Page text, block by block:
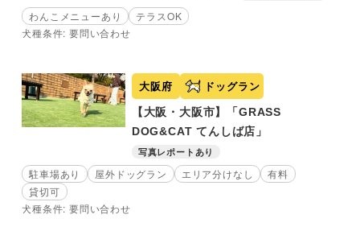
わんこメニューあり
テラスOK
犬種条件: 要問い合わせ
大阪府 ドッグラン
【大阪・大阪市】「GRASS
DOG&CAT てんしば店」
写真レポートあり
駐車場あり 屋外ドッグラン エリア分けなし
有料
貸切可
犬種条件: 要問い合わせ